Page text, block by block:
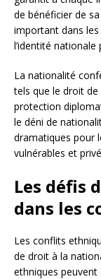
de bénéficier de
important dans
l’identité
La nationalité
tels que le droit de
protection
le déni de
dramatiques pour
vulnérables et
Les défis
dans les
Les conflits
de droit à la
ethniques